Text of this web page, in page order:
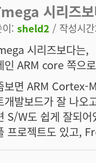
시리즈
: sheld2 / 작성시
시리즈보다는,
인 ARM core 쪽으
보면 ARM Cortex-
개발보드가 잘 나오
S/W도 쉽게 잘되
프로젝트도 있고,